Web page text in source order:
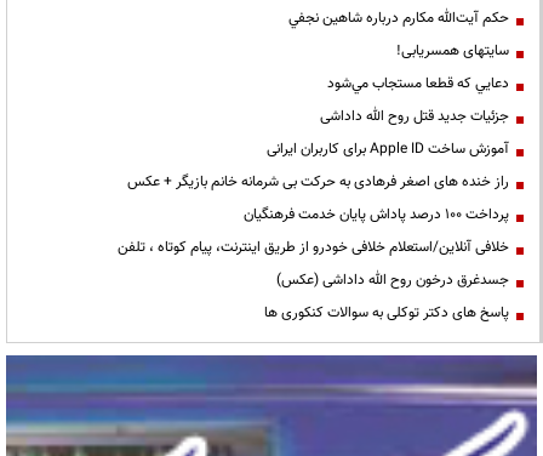
حكم آيت‌الله مكارم درباره شاهين نجفي
سایتهای همسریابی!
دعايي كه قطعا مستجاب مي‌شود
جزئیات جدید قتل روح الله داداشی
آموزش ساخت Apple ID برای کاربران ایرانی
راز خنده های اصغر فرهادی به حرکت بی شرمانه خانم بازیگر + عکس
پرداخت ۱۰۰ درصد پاداش پایان خدمت فرهنگیان
خلافی آنلاین/استعلام خلافی خودرو از طریق اینترنت، پیام کوتاه ، تلفن
جسدغرق درخون روح الله داداشی (عکس)
پاسخ های دکتر توکلی به سوالات کنکوری ها